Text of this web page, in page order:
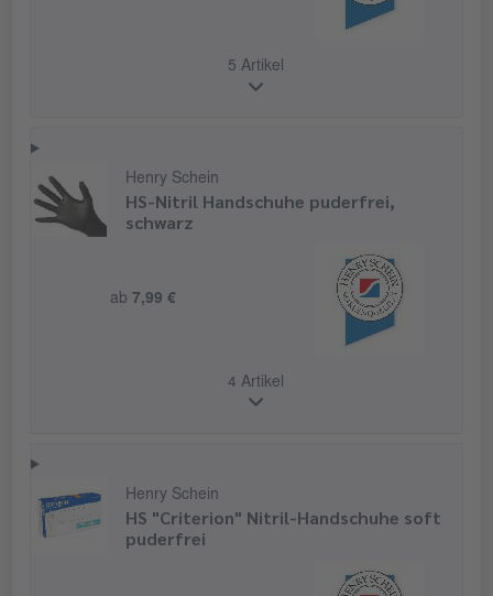
5 Artikel
Henry Schein
HS-Nitril Handschuhe puderfrei,
schwarz
ab 7,99 €
4 Artikel
Henry Schein
HS "Criterion" Nitril-Handschuhe soft
puderfrei